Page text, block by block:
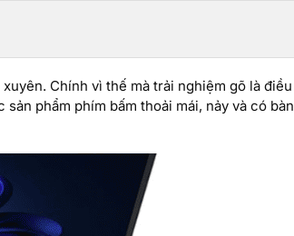
Chính vì thế mà trải nghiệm gõ là điều
phẩm phím bấm thoải mái, nảy và có bàn